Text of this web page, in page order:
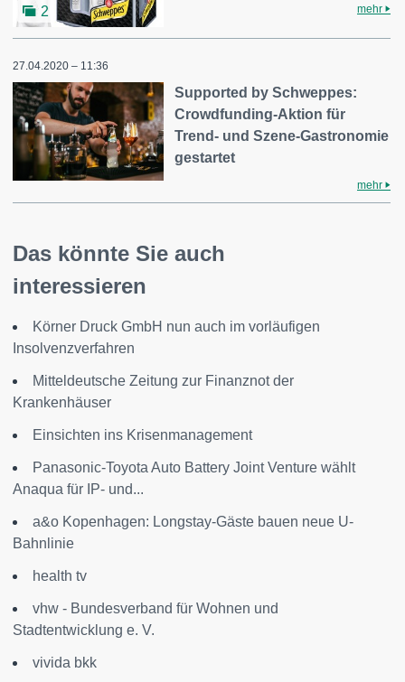
2 mehr
27.04.2020 – 11:36
Supported by Schweppes:
Crowdfunding-Aktion für
Trend- und Szene-Gastronomie
gestartet
mehr
Das könnte Sie auch
interessieren
Körner Druck GmbH nun auch im vorläufigen
Insolvenzverfahren
Mitteldeutsche Zeitung zur Finanznot der
Krankenhäuser
Einsichten ins Krisenmanagement
Panasonic-Toyota Auto Battery Joint Venture wählt
Anaqua für IP- und...
a&o Kopenhagen: Longstay-Gäste bauen neue U-
Bahnlinie
health tv
vhw - Bundesverband für Wohnen und
Stadtentwicklung e. V.
vivida bkk